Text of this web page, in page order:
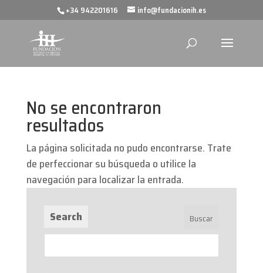
+34 942201616 info@fundacionih.es
No se encontraron
resultados
La página solicitada no pudo encontrarse. Trate
de perfeccionar su búsqueda o utilice la
navegación para localizar la entrada.
Search